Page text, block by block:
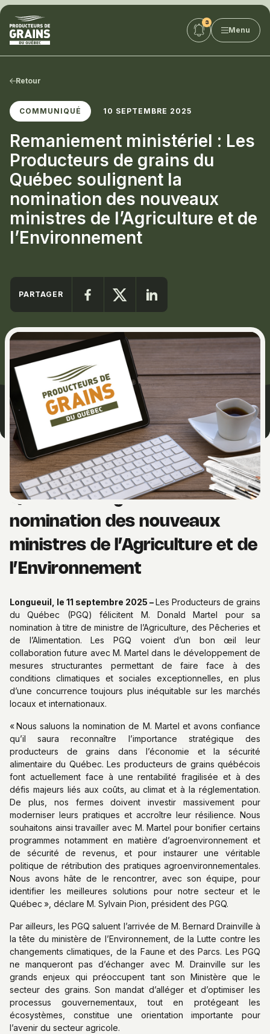
Producteurs
de
grains
du
:
Menu
Retour
COMMUNIQUÉ 10 SEPTEMBRE 2025
Remaniement ministériel : Les
Producteurs de grains du
Québec soulignent la
nomination des nouveaux
ministres de l’Agriculture et de
l’Environnement
PARTAGER FacebookTwitter
Remaniement ministériel : Les
Producteurs de grains du
Québec soulignent la
nomination des nouveaux
ministres de l’Agriculture et de
l’Environnement
Longueuil, le 11 septembre 2025 –Les Producteurs de grains
du Québec (PGQ) félicitent M. Donald Martel pour sa
nomination à titre de ministre de l’Agriculture, des Pêcheries et
de l’Alimentation. Les PGQ voient d’un bon œil leur
collaboration future avec M. Martel dans le développement de
mesures structurantes permettant de faire face à des
conditions climatiques et sociales exceptionnelles, en plus
d’une concurrence toujours plus inéquitable sur les marchés
locaux et internationaux.
« Nous saluons la nomination de M. Martel et avons confiance
qu’il saura reconnaître l’importance stratégique des
producteurs de grains dans l’économie et la sécurité
alimentaire du Québec. Les producteurs de grains québécois
font actuellement face à une rentabilité fragilisée et à des
défis majeurs liés aux coûts, au climat et à la réglementation.
De plus, nos fermes doivent investir massivement pour
moderniser leurs pratiques et accroître leur résilience. Nous
souhaitons ainsi travailler avec M. Martel pour bonifier certains
programmes notamment en matière d’agroenvironnement et
de sécurité de revenus, et pour instaurer une véritable
politique de rétribution des pratiques agroenvironnementales.
Nous avons hâte de le rencontrer, avec son équipe, pour
identifier les meilleures solutions pour notre secteur et le
Québec », déclare M. Sylvain Pion, président des PGQ.
Par ailleurs, les PGQ saluent l’arrivée de M. Bernard Drainville à
la tête du ministère de l’Environnement, de la Lutte contre les
changements climatiques, de la Faune et des Parcs. Les PGQ
ne manqueront pas d’échanger avec M. Drainville sur les
grands enjeux qui préoccupent tant son Ministère que le
secteur des grains. Son mandat d’alléger et d’optimiser les
processus gouvernementaux, tout en protégeant les
écosystèmes, constitue une orientation importante pour
l’avenir du secteur agricole.